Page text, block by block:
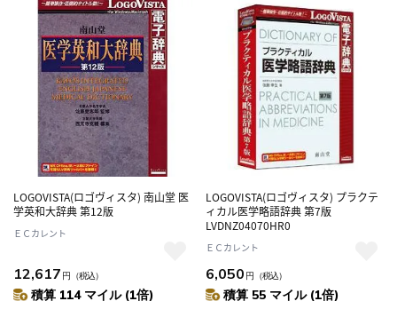
LOGOVISTA(ロゴヴィスタ) 南山堂 医
学英和大辞典 第12版
ＥＣカレント
12,617 円 （税込）
積算 114 マイル (1倍)
LOGOVISTA(ロゴヴィスタ) プラクテ
ィカル医学略語辞典 第7版
LVDNZ04070HR0
ＥＣカレント
6,050 円 （税込）
積算 55 マイル (1倍)